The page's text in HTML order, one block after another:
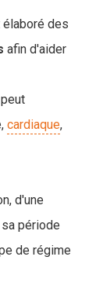
des
afin d'aider
cardiaque,
d'une
période
de régime